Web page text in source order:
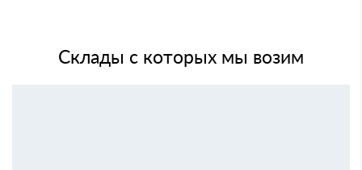
Склады с которых мы возим